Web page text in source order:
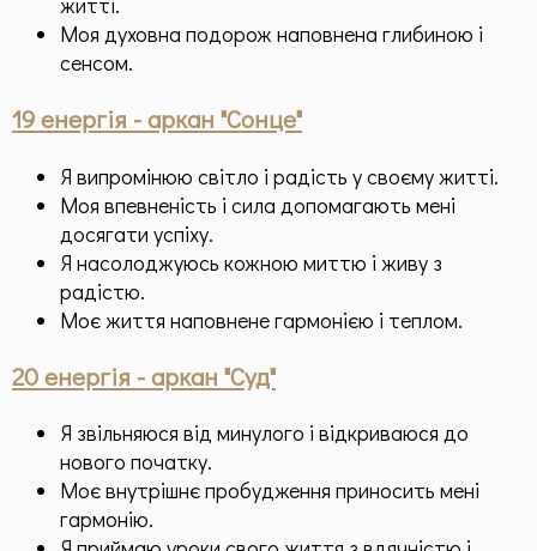
Моя духовна подорож наповнена глибиною і
сенсом.
19 енергія - аркан "Сонце"
Я випромінюю світло і радість у своєму житті.
Моя впевненість і сила допомагають мені
досягати успіху.
Я насолоджуюсь кожною миттю і живу з
радістю.
Моє життя наповнене гармонією і теплом.
20 енергія - аркан "Суд"
Я звільняюся від минулого і відкриваюся до
нового початку.
Моє внутрішнє пробудження приносить мені
гармонію.